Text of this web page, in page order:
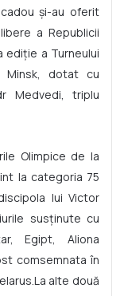
şi-au oferit
a Republicii
a Turneului
Minsk, dotat cu
Medvedi, triplu
Olimpice de la
la categoria 75
lui Victor
susţinute cu
Egipt, Aliona
comsemnata în
alte două